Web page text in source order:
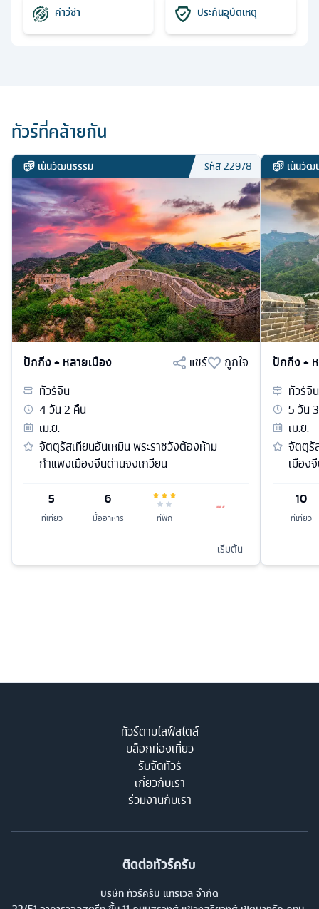
ค่าวีซ่า ประกันอุบัติเหตุ
ทัวร์ที่คล้ายกัน
เน้นวัฒนธรรม รหัส22978
ปักกิ่ง + หลายเมือง แชร์
ถูกใจ
ทัวร์จีน
4วัน2 คืน
เม.ย.
จัตตุรัสเทียนอันเหมิน พระราชวังต้องห้าม
กำแพงเมืองจีนด่านจงเกวียน
5
ที่เที่ยว
6
มื้ออาหาร ที่พัก
เริ่มต้น
เน้นวัฒ
ปักกิ่ง +
ทัวร์จีน
5วัน3
เม.ย.
จัตตุรั
เมือง
10
ที่เที่ยว
ทัวร์ตามไลฟ์สไตล์
บล็อกท่องเที่ยว
รับจัดทัวร์
เกี่ยวกับเรา
ร่วมงานกับเรา
ติดต่อทัวร์ครับ
บริษัท ทัวร์ครับ แทรเวล จำกัด